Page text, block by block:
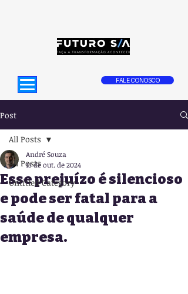
FALE CONOSCO
Post
All Posts
Untitled Category
All Posts
Esse prejuízo é silencioso
e pode ser fatal para a
saúde de qualquer
empresa.
André Souza
13 de out. de 2024